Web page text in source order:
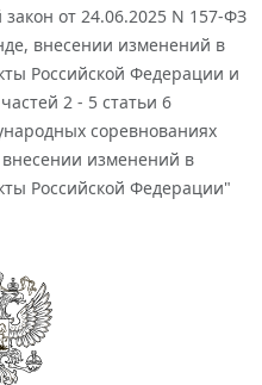
от 24.06.2025 N 157-ФЗ
внесении изменений в
Российской Федерации и
2 - 5 статьи 6
соревнованиях
изменений в
Российской Федерации"